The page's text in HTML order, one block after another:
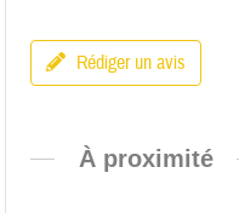
Rédiger un avis
À proximité